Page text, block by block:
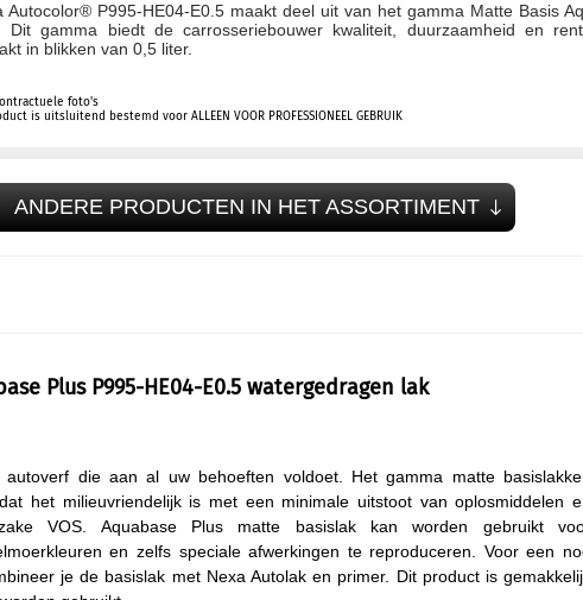
Autocolor® P995-HE04-E0.5 maakt deel uit van het gamma Matte Basis
Dit gamma biedt de carrosseriebouwer kwaliteit, duurzaamheid en
in blikken van 0,5 liter.
foto's
is uitsluitend bestemd voor ALLEEN VOOR PROFESSIONEEL GEBRUIK
ANDERE PRODUCTEN IN HET ASSORTIMENT
Plus P995-HE04-E0.5 watergedragen lak
die aan al uw behoeften voldoet. Het gamma matte
het milieuvriendelijk is met een minimale uitstoot van oplosmiddelen
VOS. Aquabase Plus matte basislak kan worden gebruikt
en zelfs speciale afwerkingen te reproduceren. Voor een
je de basislak met Nexa Autolak en primer. Dit product is